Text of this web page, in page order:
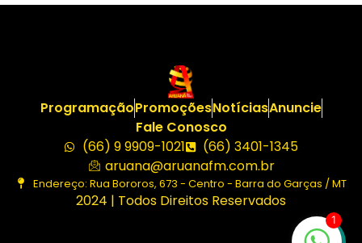
ProgramaçãoPromoçõesNotíciasAnuncie
Fale Conosco
(66) 9 9909-1021
(66) 3401-1345
aruana@aruanafm.com.br
Endereço: Rua Bororos, 673 - Centro - Barra do Garças / MT
2024 | Todos Direitos Reservados
1